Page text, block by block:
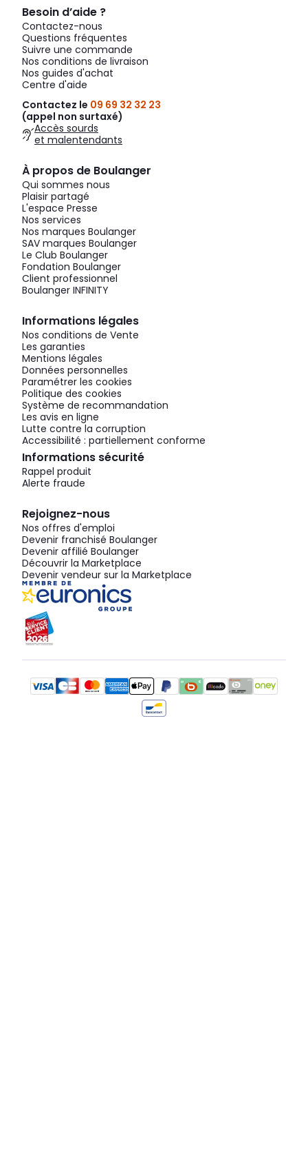
Besoin d’aide ?
Contactez-nous
Questions fréquentes
Suivre une commande
Nos conditions de livraison
Nos guides d'achat
Centre d'aide
Contactez le 09 69 32 32 23
(appel non surtaxé)
Accès sourds
et malentendants
À propos de Boulanger
Qui sommes nous
Plaisir partagé
L'espace Presse
Nos services
Nos marques Boulanger
SAV marques Boulanger
Le Club Boulanger
Fondation Boulanger
Client professionnel
Boulanger INFINITY
Informations légales
Nos conditions de Vente
Les garanties
Mentions légales
Données personnelles
Paramétrer les cookies
Politique des cookies
Système de recommandation
Les avis en ligne
Lutte contre la corruption
Accessibilité : partiellement conforme
Informations sécurité
Rappel produit
Alerte fraude
Rejoignez-nous
Nos offres d'emploi
Devenir franchisé Boulanger
Devenir affilié Boulanger
Découvrir la Marketplace
Devenir vendeur sur la Marketplace